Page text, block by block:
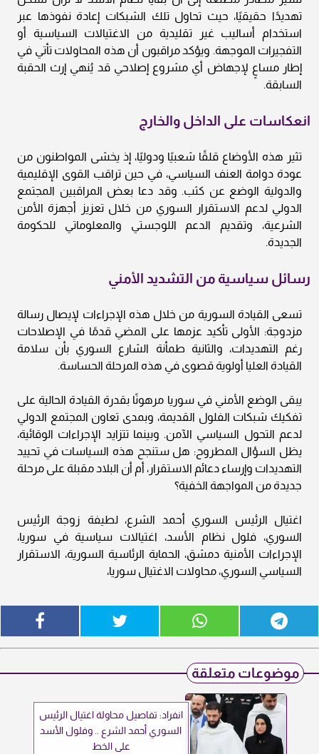
تهديدًا حقيقيًا، حيث تحاول تلك الشبكات إعادة نفوذها عبر
استخدام أساليب غير تقليدية من الاغتيالات السياسية أو
التفجيرات الموجهة. ويؤكد مراقبون أن هذه المحاولات تأتي في
إطار مساعٍ لإجهاض أي مشروع إصلاحي قد يُنهي إرث الحقبة
السابقة.
انعكاسات على الداخل والخارج
تثير هذه الأوضاع قلقًا شعبيًا ودوليًا، إذ يخشى المواطنون من
عودة دوامة العنف السياسي، في حين تراقب القوى الإقليمية
والدولية الوضع عن كثب. وقد دعا بعض المراقبين المجتمع
الدولي لدعم الاستقرار السوري من خلال تعزيز أجهزة الأمن
الشرعية، وتقديم الدعم اللوجستي والمعلوماتي للحكومة
الجديدة.
رسائل سياسية من التشديد الأمني
تسعى القيادة السورية من خلال هذه الإجراءات لإيصال رسالة
مزدوجة: الأولى تأكيد عزمها على المضي قدمًا في الإصلاحات
رغم التهديدات، والثانية طمأنة الشارع السوري بأن سلامة
القيادة العليا أولوية قصوى في هذه المرحلة الحساسة.
يبقى الوضع الأمني في سوريا مرهونًا بقدرة القيادة الحالية على
تفكيك شبكات الفلول القديمة، وبمدى تعاون المجتمع الدولي
لدعم التحول السياسي الآمن. وبينما تتزايد الإجراءات الوقائية،
يظل السؤال المطروح: هل ستنجح هذه السياسات في تحييد
التهديدات وإرساء دعائم الاستقرار، أم أن البلاد مقبلة على مرحلة
جديدة من المواجهة الخفية؟
اغتيال الرئيس السوري أحمد الشرع، لطيفة زوجة الرئيس
السوري، فلول نظام الأسد، اغتيالات سياسية في سوريا،
الإجراءات الأمنية دمشق، الحماية الرئاسية السورية، الاستقرار
السياسي السوري، محاولات الاغتيال سوريا،
موضوعات متعلقة
انفراد: تفاصيل محاولة اغتيال الرئيس
السوري أحمد الشرع .. وفلول الأسد
على الخط